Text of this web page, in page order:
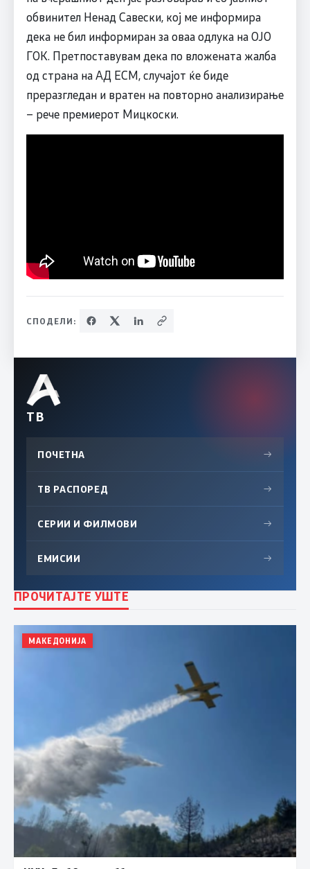
обвинител Ненад Савески, кој ме информира
дека не бил информиран за оваа одлука на ОЈО
ГОК. Претпоставувам дека по вложената жалба
од страна на АД ЕСМ, случајот ќе биде
преразгледан и вратен на повторно анализирање
– рече премиерот Мицкоски.
СПОДЕЛИ:
ТВ
ПОЧЕТНА →
ТВ РАСПОРЕД →
СЕРИИ И ФИЛМОВИ →
ЕМИСИИ →
ПРОЧИТАЈТЕ УШТЕ
МАКЕДОНИЈА